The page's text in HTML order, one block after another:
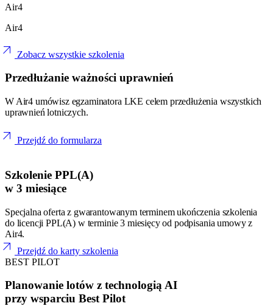
Air4
Air4
arrow_outward Zobacz wszystkie szkolenia
Przedłużanie ważności uprawnień
W Air4 umówisz egzaminatora LKE celem przedłużenia wszystkich
uprawnień lotniczych.
arrow_outward Przejdź do formularza
Szkolenie PPL(A)
w 3 miesiące
Specjalna oferta z gwarantowanym terminem ukończenia szkolenia
do licencji PPL(A) w terminie 3 miesięcy od podpisania umowy z
Air4.
arrow_outward
Przejdź do karty szkolenia
BEST PILOT
Planowanie lotów z technologią AI
przy wsparciu Best Pilot